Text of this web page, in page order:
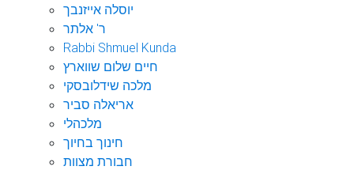
יוסלה אייזנבך
ר' אלתר
Rabbi Shmuel Kunda
חיים שלום שווארץ
מלכה שידלובסקי
אריאלה סביר
מלכהלי
חינוך בחיוך
חבורת מצוות